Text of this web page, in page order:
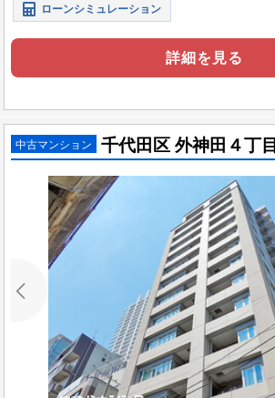
ローンシミュレーション
詳細を見る
中古マンション 千代田区 外神田４丁目